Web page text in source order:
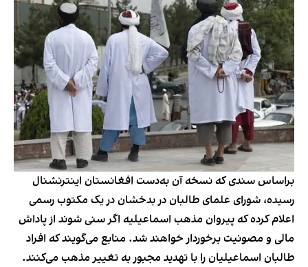
براساس سندی که نسخه آن به‌دست افغانستان اینترنشنال
رسیده، شورای علمای طالبان در بدخشان در یک مکتوب رسمی
اعلام کرده که پیروان مذهب اسماعیلیه اگر سنی شوند از پاداش
مالی و مصونیت برخوردار خواهند شد. منابع می‌گویند که افراد
طالبان اسماعیلیان را با تهدید مجبور به تغییر مذهب می‌کنند.